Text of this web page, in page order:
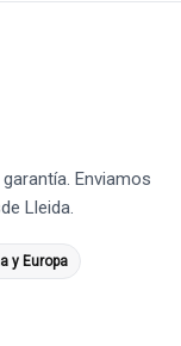
Enviamos
Lleida.
y Europa